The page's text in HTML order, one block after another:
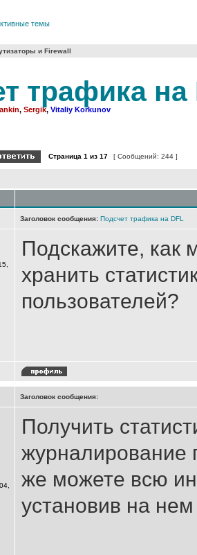
темы
и Firewall
трафика на
, Sergik, Vitaliy Korkunov
Страница 1 из 17 [ Сообщений: 244 ]
Заголовок сообщения: Подсчет трафика на DFL
Подскажите, как
хранить
пользователей?
Заголовок сообщения:
Получить
журналирование
же можете всю
установив на